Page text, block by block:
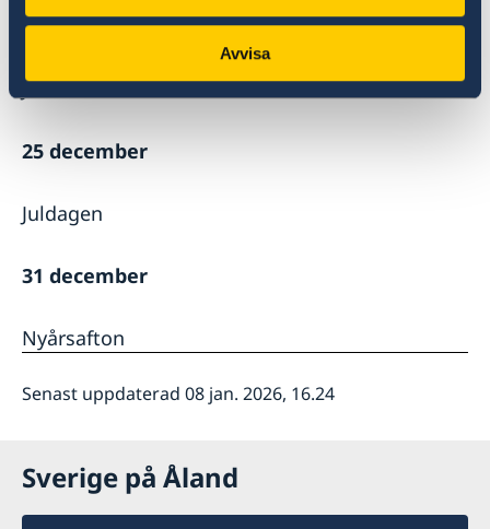
Avvisa
24 december
Julafton
25 december
Juldagen
31 december
Nyårsafton
Senast uppdaterad 08 jan. 2026, 16.24
Sverige på Åland